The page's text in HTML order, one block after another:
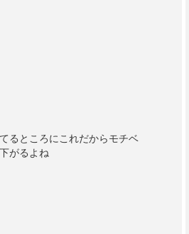
るところにこれだからモチベ
がるよね